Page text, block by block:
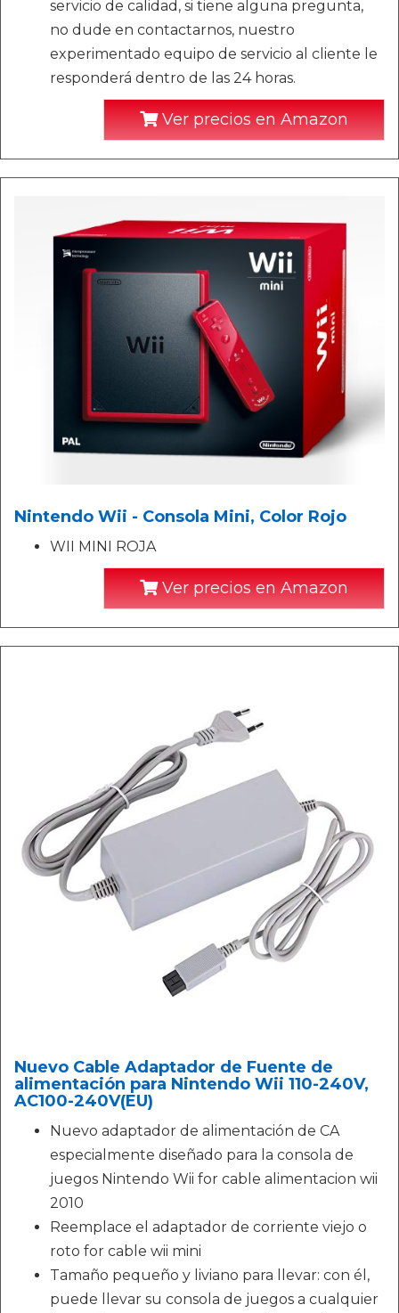
servicio de calidad, si tiene alguna pregunta,
no dude en contactarnos, nuestro
experimentado equipo de servicio al cliente le
responderá dentro de las 24 horas.
Ver precios en Amazon
Nintendo Wii - Consola Mini, Color Rojo
WII MINI ROJA
Ver precios en Amazon
Nuevo Cable Adaptador de Fuente de
alimentación para Nintendo Wii 110-240V,
AC100-240V(EU)
Nuevo adaptador de alimentación de CA
especialmente diseñado para la consola de
juegos Nintendo Wii for cable alimentacion wii
2010
Reemplace el adaptador de corriente viejo o
roto for cable wii mini
Tamaño pequeño y liviano para llevar: con él,
puede llevar su consola de juegos a cualquier